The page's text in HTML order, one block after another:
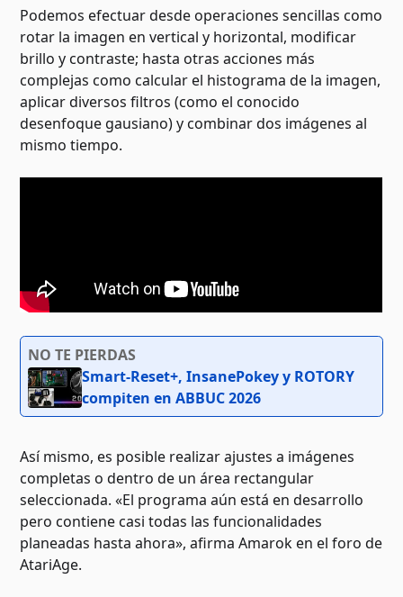
Podemos efectuar desde operaciones sencillas como
rotar la imagen en vertical y horizontal, modificar
brillo y contraste; hasta otras acciones más
complejas como calcular el histograma de la imagen,
aplicar diversos filtros (como el conocido
desenfoque gausiano) y combinar dos imágenes al
mismo tiempo.
NO TE PIERDAS
Smart-Reset+, InsanePokey y ROTORY
compiten en ABBUC 2026
Así mismo, es posible realizar ajustes a imágenes
completas o dentro de un área rectangular
seleccionada. «El programa aún está en desarrollo
pero contiene casi todas las funcionalidades
planeadas hasta ahora», afirma Amarok en el foro de
AtariAge.